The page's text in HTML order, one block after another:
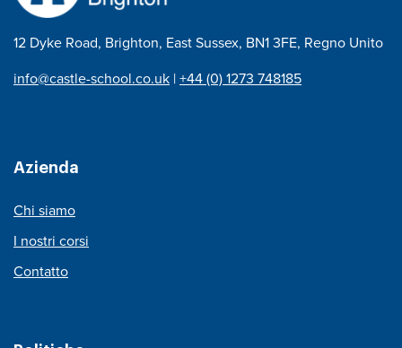
12 Dyke Road, Brighton, East Sussex, BN1 3FE, Regno Unito
info@castle-school.co.uk |+44 (0) 1273 748185
Azienda
Chi siamo
I nostri corsi
Contatto